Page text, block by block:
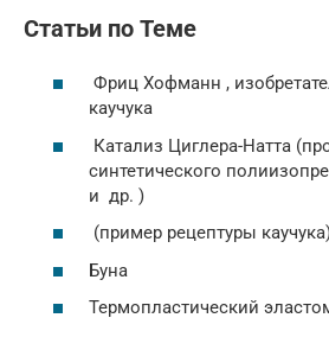
Статьи по Теме
Фриц Хофманн ,
каучука
Катализ Циглера-Натта
синтетического
и др. )
(пример рецептуры
Буна
Термопластический